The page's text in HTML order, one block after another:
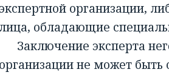
экспертной организации,
лица, обладающие
Заключение эксперта
организации не может быть